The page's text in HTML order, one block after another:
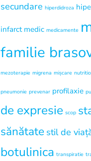
secundare hiperdidroza
infarct medic medicamente
familie
mezoterapie migrena mișcare
pneumonie prevenar profilaxie
de expresie scop
sănătate stil de
botulinica transpiratie